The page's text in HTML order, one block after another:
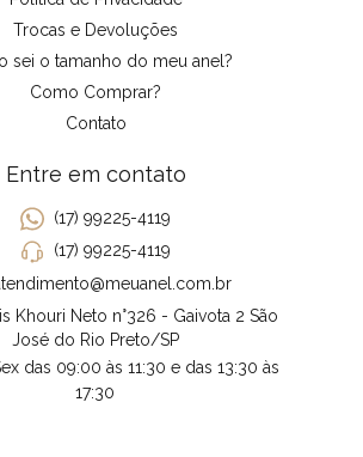
Trocas e Devoluções
sei o tamanho do meu anel?
Como Comprar?
Contato
Entre em contato
(17) 99225-4119
(17) 99225-4119
Khouri Neto n°326 - Gaivota 2 São
José do Rio Preto/SP
das 09:00 às 11:30 e das 13:30 às
17:30